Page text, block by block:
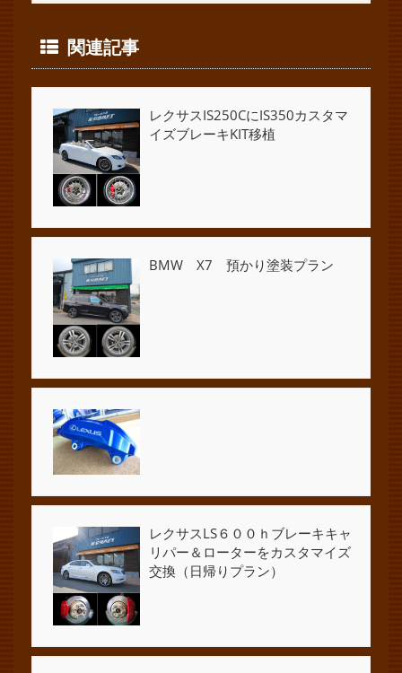
関連記事
レクサスIS250CにIS350カスタマ
イズブレーキKIT移植
BMW X7 預かり塗装プラン
レクサスLS６００ｈブレーキキャ
リパー＆ローターをカスタマイズ
交換（日帰りプラン）